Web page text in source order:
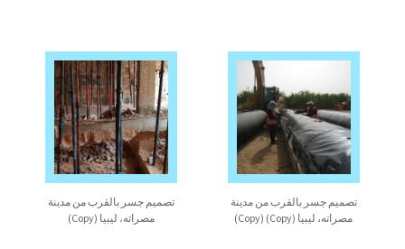
تصميم جسر بالقرب من مدينة
مصراته، ليبيا (Copy)
تصميم جسر بالقرب من مدينة
مصراته، ليبيا (Copy) (Copy)